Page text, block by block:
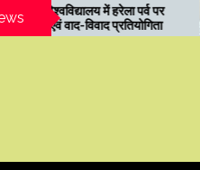
रुड़की राजनीति में
मेयर को कैबिनेट
मारने की धमकी